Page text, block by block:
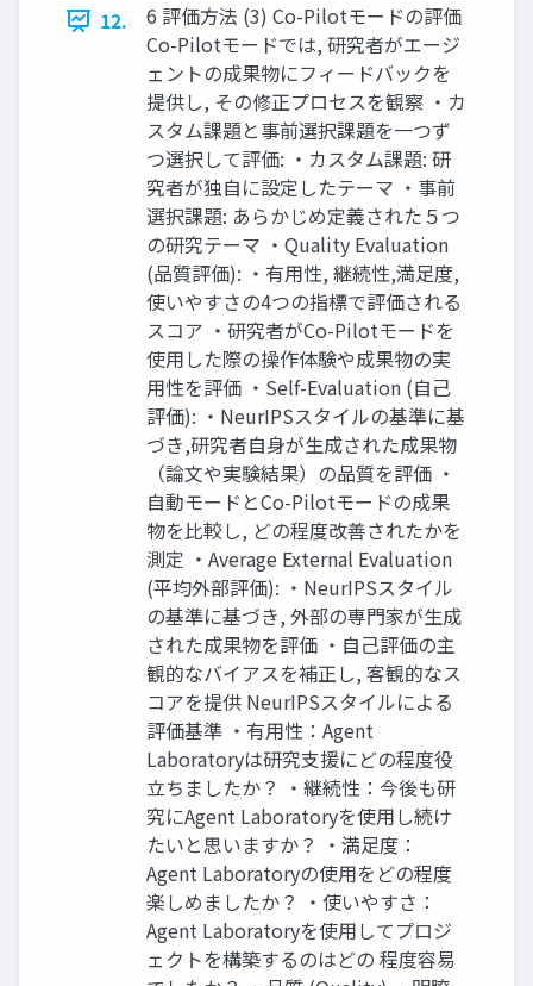
12.
6 評価方法 (3) Co-Pilotモードの評価
Co-Pilotモードでは, 研究者がエージ
ェントの成果物にフィードバックを
提供し, その修正プロセスを観察 ・カ
スタム課題と事前選択課題を一つず
つ選択して評価: ・カスタム課題: 研
究者が独自に設定したテーマ ・事前
選択課題: あらかじめ定義された５つ
の研究テーマ ・Quality Evaluation
(品質評価): ・有用性, 継続性,満足度,
使いやすさの4つの指標で評価される
スコア ・研究者がCo-Pilotモードを
使用した際の操作体験や成果物の実
用性を評価 ・Self-Evaluation (自己
評価): ・NeurIPSスタイルの基準に基
づき,研究者自身が生成された成果物
（論文や実験結果）の品質を評価 ・
自動モードとCo-Pilotモードの成果
物を比較し, どの程度改善されたかを
測定 ・Average External Evaluation
(平均外部評価): ・NeurIPSスタイル
の基準に基づき, 外部の専門家が生成
された成果物を評価 ・自己評価の主
観的なバイアスを補正し, 客観的なス
コアを提供 NeurIPSスタイルによる
評価基準 ・有用性：Agent
Laboratoryは研究支援にどの程度役
立ちましたか？ ・継続性：今後も研
究にAgent Laboratoryを使用し続け
たいと思いますか？ ・満足度：
Agent Laboratoryの使用をどの程度
楽しめましたか？ ・使いやすさ：
Agent Laboratoryを使用してプロジ
ェクトを構築するのはどの 程度容易